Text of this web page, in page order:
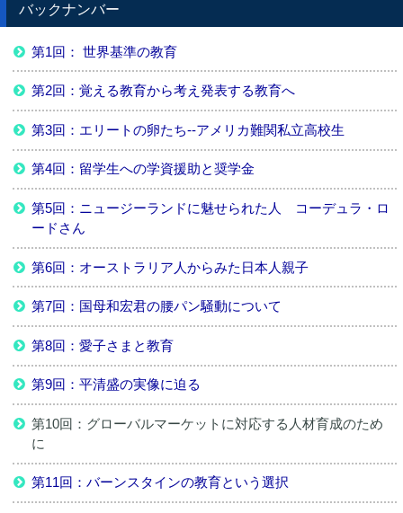
バックナンバー
第1回： 世界基準の教育
第2回：覚える教育から考え発表する教育へ
第3回：エリートの卵たち--アメリカ難関私立高校生
第4回：留学生への学資援助と奨学金
第5回：ニュージーランドに魅せられた人 コーデュラ・ロ
ードさん
第6回：オーストラリア人からみた日本人親子
第7回：国母和宏君の腰パン騒動について
第8回：愛子さまと教育
第9回：平清盛の実像に迫る
第10回：グローバルマーケットに対応する人材育成のため
に
第11回：バーンスタインの教育という選択